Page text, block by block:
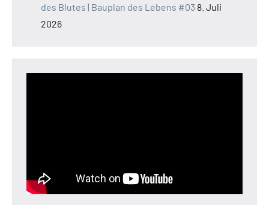
des Blutes | Bauplan des Lebens #03 8. Juli
2026